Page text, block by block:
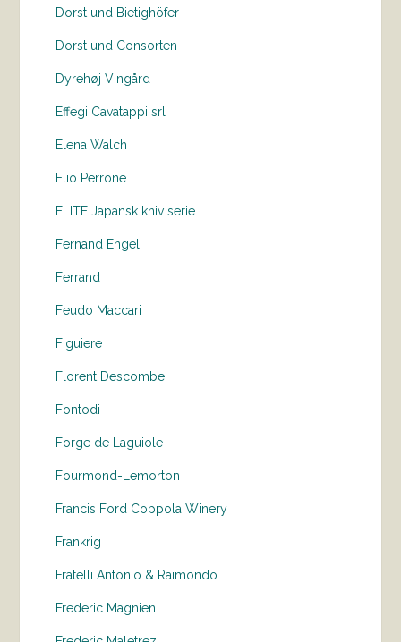
Dorst und Bietighöfer
Dorst und Consorten
Dyrehøj Vingård
Effegi Cavatappi srl
Elena Walch
Elio Perrone
ELITE Japansk kniv serie
Fernand Engel
Ferrand
Feudo Maccari
Figuiere
Florent Descombe
Fontodi
Forge de Laguiole
Fourmond-Lemorton
Francis Ford Coppola Winery
Frankrig
Fratelli Antonio & Raimondo
Frederic Magnien